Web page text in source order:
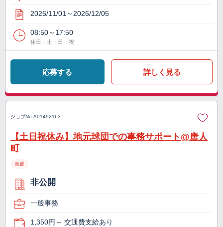
2026/11/01～2026/12/05
08:50～17:50
休日：土・日・祝
応募する 詳しく見る
ジョブNo. A01492163
【土日祝休み】地元球団での事務サポート@唐人
町
派遣
非公開
一般事務
1,350円～ 交通費支給あり